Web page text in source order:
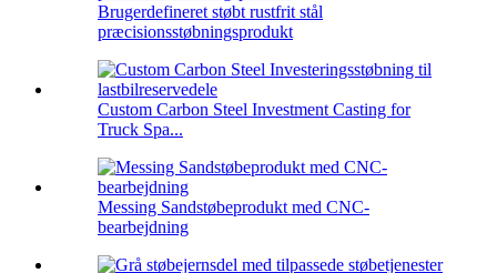
Brugerdefineret støbt rustfrit stål
præcisionsstøbningsprodukt
Custom Carbon Steel Investment Casting for
Truck Spa...
Messing Sandstøbeprodukt med CNC-
bearbejdning